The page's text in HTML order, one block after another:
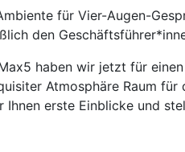
für Vier-Augen-
den
haben wir jetzt für
Atmosphäre Raum
Ihnen erste Einblicke und